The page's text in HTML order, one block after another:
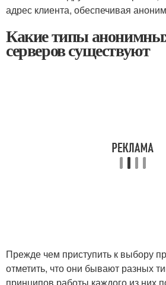
адрес клиента, обеспечивая
Какие типы
серверов существуют
Прежде чем приступить к выбору
отметить, что они бывают разных